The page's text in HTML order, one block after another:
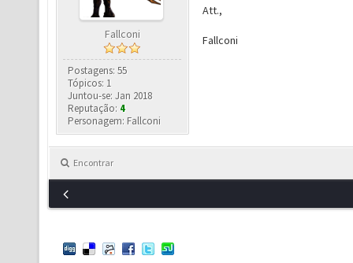
Fallconi
Postagens: 55
Tópicos: 1
Juntou-se: Jan 2018
Reputação: 4
Personagem: Fallconi
Att.,
Fallconi
Encontrar